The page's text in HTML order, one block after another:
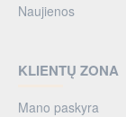
Naujienos
KLIENTŲ ZONA
Mano paskyra